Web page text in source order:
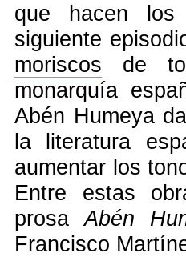
que hacen
siguiente
moriscos de
monarquía
Abén Hu­meya
la literatura
aumentar los
Entre estas
prosaAbén
Fran­cis­co